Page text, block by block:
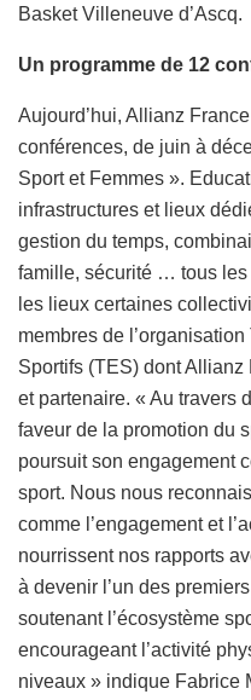
Basket Villeneuve d’Ascq.
Un programme de 12
Aujourd’hui, Allianz
conférences, de juin à
Sport et Femmes ».
infrastructures et lieux
gestion du temps,
famille, sécurité … tous les
les lieux certaines
membres de
Sportifs (TES) dont
et partenaire. « Au travers
faveur de la promotion du
poursuit son engagement
sport. Nous nous
comme l’engagement et
nourrissent nos rapports
à devenir l’un des
soutenant l’écosystème
encourageant l’activité
niveaux » indique Fabrice